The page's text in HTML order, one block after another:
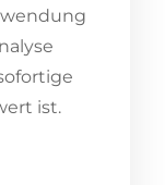
ist.